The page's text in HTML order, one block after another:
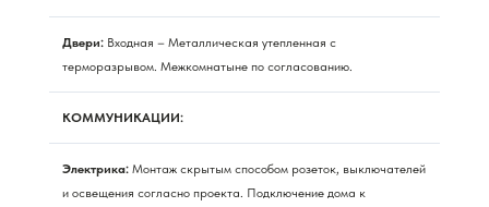
Двери: Входная – Металлическая утепленная с
терморазрывом. Межкомнатыне по согласованию.
КОММУНИКАЦИИ:
Электрика: Монтаж скрытым способом розеток, выключателей
и освещения согласно проекта. Подключение дома к